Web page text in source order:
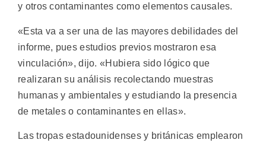
y otros contaminantes como elementos causales.
«Esta va a ser una de las mayores debilidades del
informe, pues estudios previos mostraron esa
vinculación», dijo. «Hubiera sido lógico que
realizaran su análisis recolectando muestras
humanas y ambientales y estudiando la presencia
de metales o contaminantes en ellas».
Las tropas estadounidenses y británicas emplearon